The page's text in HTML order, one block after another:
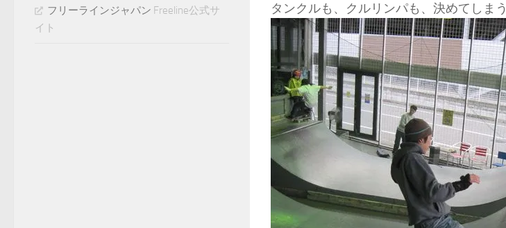
タンクルも、クルリンパも、決めてしまう
フリーラインジャパン Freeline公式サ
イト